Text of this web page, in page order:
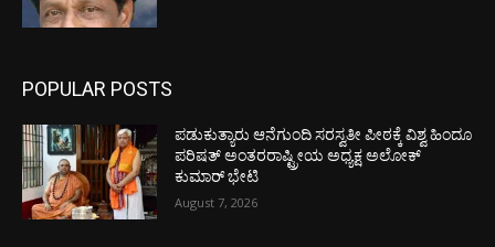
POPULAR POSTS
ಪಡುಕುತ್ಯಾರು ಆನೆಗುಂದಿ ಸರಸ್ವತೀ ಪೀಠಕ್ಕೆ ವಿಶ್ವ ಹಿಂದೂ
ಪರಿಷತ್ ಅಂತರರಾಷ್ಟ್ರೀಯ ಅಧ್ಯಕ್ಷ ಅಲೋಕ್
ಕುಮಾರ್ ಭೇಟಿ
August 7, 2026